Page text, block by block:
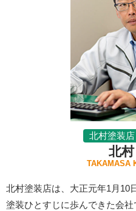
北村塗装
北
TAKAMASA
北村塗装店は、大正元年1月10
塗装ひとすじに歩んできた会